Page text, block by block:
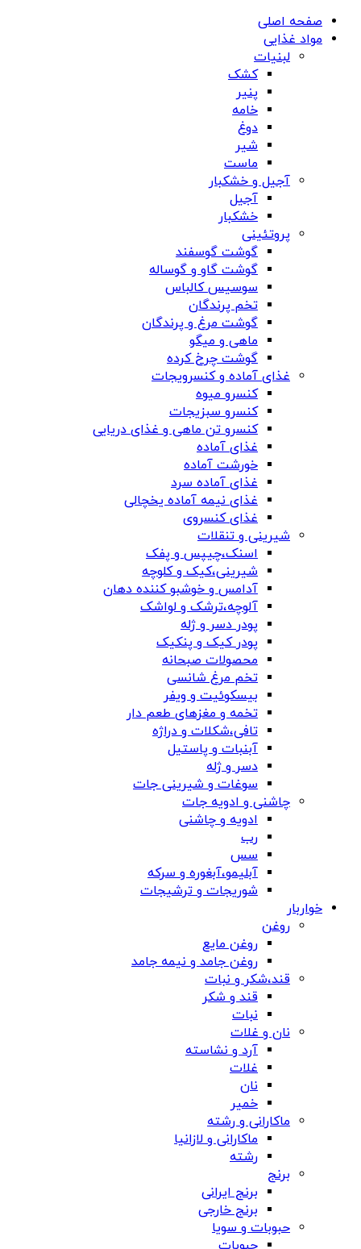
صفحه اصلی
مواد غذایی
لبنیات
کشک
پنیر
خامه
دوغ
شیر
ماست
آجیل و خشکبار
آجیل
خشکبار
پروتئینی
گوشت گوسفند
گوشت گاو و گوساله
سوسیس کالباس
تخم پرندگان
گوشت مرغ و پرندگان
ماهی و میگو
گوشت چرخ کرده
غذای آماده و کنسرویجات
کنسرو میوه
کنسرو سبزیجات
کنسرو تن ماهی و غذای دریایی
غذای آماده
خورشت آماده
غذای آماده سرد
غذای نیمه آماده یخچالی
غذای کنسروی
شیرینی و تنقلات
اسنک،چیپس و پفک
شیرینی،کیک و کلوچه
آدامس و خوشبو کننده دهان
آلوچه،ترشک و لواشک
پودر دسر و ژله
پودر کیک و پنکیک
محصولات صبحانه
تخم مرغ شانسی
بیسکوئیت و ویفر
تخمه و مغزهای طعم دار
تافی،شکلات و دراژه
آبنبات و پاستیل
دسر و ژله
سوغات و شیرینی جات
چاشنی و ادویه جات
ادویه و چاشنی
رب
سس
آبلیمو،آبغوره و سرکه
شوریجات و ترشیجات
خواربار
روغن
روغن مایع
روغن جامد و نیمه جامد
قند،شکر و نبات
قند و شکر
نبات
نان و غلات
آرد و نشاسته
غلات
نان
خمیر
ماکارانی و رشته
ماکارانی و لازانیا
رشته
برنج
برنج ایرانی
برنج خارجی
حبوبات و سویا